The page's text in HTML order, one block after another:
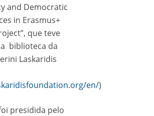
and Democratic
in Erasmus+
que teve
biblioteca da
Laskaridis
en/)
presidida pelo